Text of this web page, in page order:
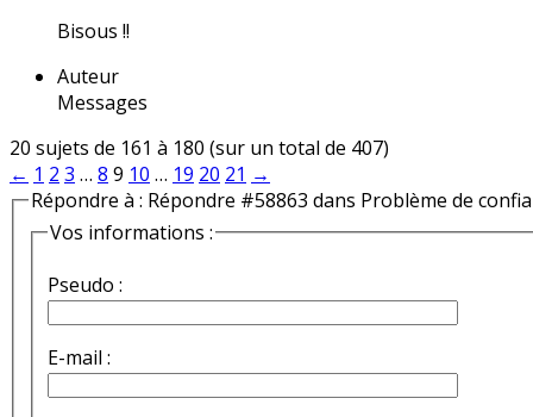
Bisous !!
Auteur
Messages
20 sujets de 161 à 180 (sur un total de 407)
← 1 2 3 … 8 9 10 … 19 20 21 →
Répondre à : Répondre #58863 dans Problème de
Vos informations :
Pseudo :
E-mail :